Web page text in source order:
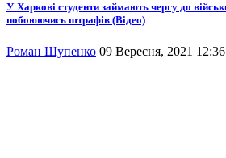
У Харкові студенти займають чергу до
побоюючись штрафів (Відео)
Роман Шупенко 09 Вересня, 2021 12:36